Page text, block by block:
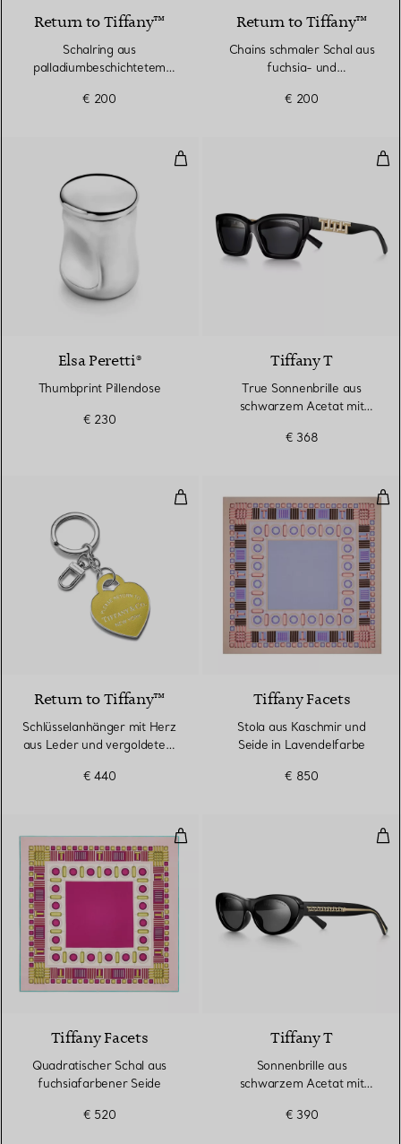
Return to Tiffany™
Schalring aus
palladiumbeschichtetem
€ 200
Return to Tiffany™
Chains schmaler Schal aus
fuchsia- und
€ 200
Thumbprint Pillendose
Elsa Peretti®
Thumbprint Pillendose
€ 230
Tiffany T
True Sonnenbrille aus
schwarzem Acetat mit
€ 368
Schlüsselanhänger mit Herz
5 Farben
Return to Tiffany™
Schlüsselanhänger mit Herz
aus Leder und vergoldetem
€ 440
Tiffany Facets
Stola aus Kaschmir und
Seide in Lavendelfarbe
€ 850
Quadratischer Schal aus
Tiffany Facets
Quadratischer Schal aus
fuchsiafarbener Seide
€ 520
Tiffany T
Sonnenbrille aus
schwarzem Acetat mit
€ 390